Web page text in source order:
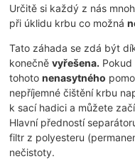
Určitě si každý z nás
při úklidu krbu co možná
Tato záhada se zdá být
konečněvyřešena.
tohotonenasytného
nepříjemné čištění krbu
k sací hadici a můžete
Hlavní předností
filtr z polyesteru
nečistoty.